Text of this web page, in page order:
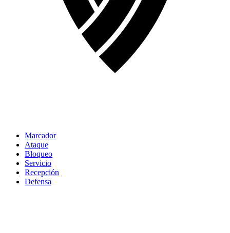
Marcador
Ataque
Bloqueo
Servicio
Recepción
Defensa